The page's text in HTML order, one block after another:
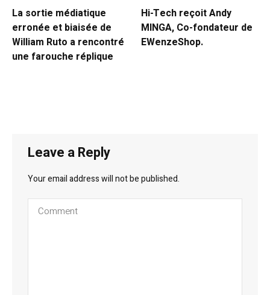
La sortie médiatique
erronée et biaisée de
William Ruto a rencontré
une farouche réplique
Hi-Tech reçoit Andy
MINGA, Co-fondateur de
EWenzeShop.
Leave a Reply
Your email address will not be published.